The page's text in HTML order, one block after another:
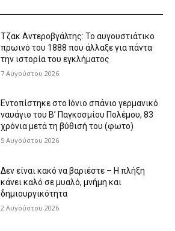
Τζακ Αντεροβγάλτης: To αυγουστιάτικο
πρωινό του 1888 που άλλαξε για πάντα
την ιστορία του εγκλήματος
7 Αυγούστου 2026
Εντοπίστηκε στο Ιόνιο σπάνιο γερμανικό
ναυάγιο του Β’ Παγκοσμίου Πολέμου, 83
χρόνια μετά τη βύθισή του (φωτο)
5 Αυγούστου 2026
Δεν είναι κακό να βαριέστε – Η πλήξη
κάνει καλό σε μυαλό, μνήμη και
δημιουργικότητα
2 Αυγούστου 2026